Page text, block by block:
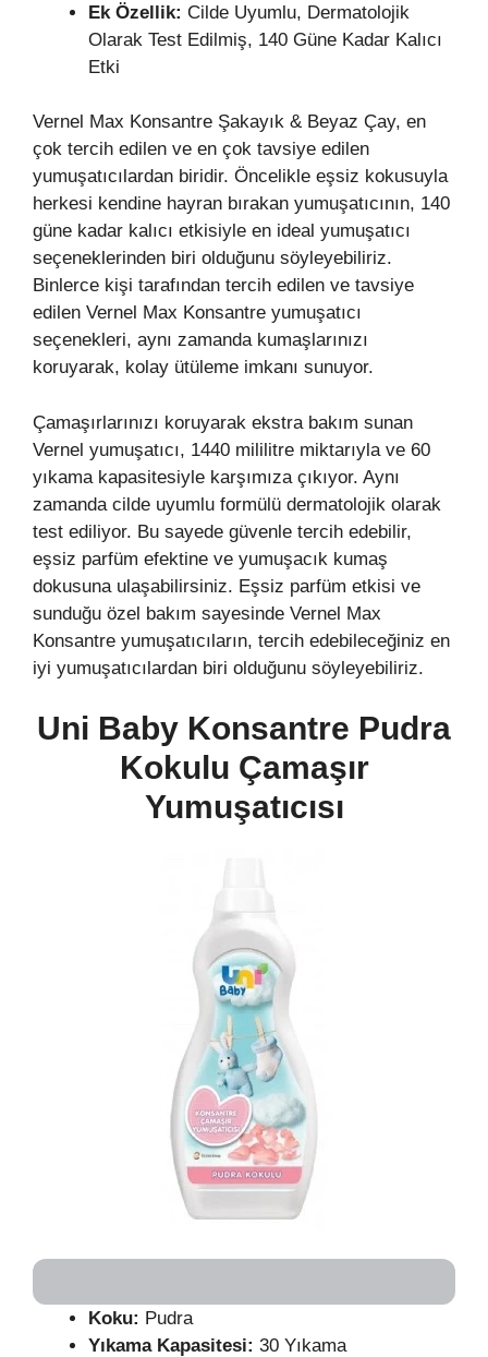
Ek Özellik: Cilde Uyumlu, Dermatolojik
Olarak Test Edilmiş, 140 Güne Kadar Kalıcı
Etki
Vernel Max Konsantre Şakayık & Beyaz Çay, en
çok tercih edilen ve en çok tavsiye edilen
yumuşatıcılardan biridir. Öncelikle eşsiz kokusuyla
herkesi kendine hayran bırakan yumuşatıcının, 140
güne kadar kalıcı etkisiyle en ideal yumuşatıcı
seçeneklerinden biri olduğunu söyleyebiliriz.
Binlerce kişi tarafından tercih edilen ve tavsiye
edilen Vernel Max Konsantre yumuşatıcı
seçenekleri, aynı zamanda kumaşlarınızı
koruyarak, kolay ütüleme imkanı sunuyor.
Çamaşırlarınızı koruyarak ekstra bakım sunan
Vernel yumuşatıcı, 1440 mililitre miktarıyla ve 60
yıkama kapasitesiyle karşımıza çıkıyor. Aynı
zamanda cilde uyumlu formülü dermatolojik olarak
test ediliyor. Bu sayede güvenle tercih edebilir,
eşsiz parfüm efektine ve yumuşacık kumaş
dokusuna ulaşabilirsiniz. Eşsiz parfüm etkisi ve
sunduğu özel bakım sayesinde Vernel Max
Konsantre yumuşatıcıların, tercih edebileceğiniz en
iyi yumuşatıcılardan biri olduğunu söyleyebiliriz.
Uni Baby Konsantre Pudra
Kokulu Çamaşır
Yumuşatıcısı
Koku: Pudra
Yıkama Kapasitesi: 30 Yıkama